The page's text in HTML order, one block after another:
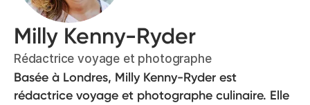
Milly Kenny-Ryder
Rédactrice voyage et photographe
Basée à Londres, Milly Kenny-Ryder est
rédactrice voyage et photographe culinaire. Elle